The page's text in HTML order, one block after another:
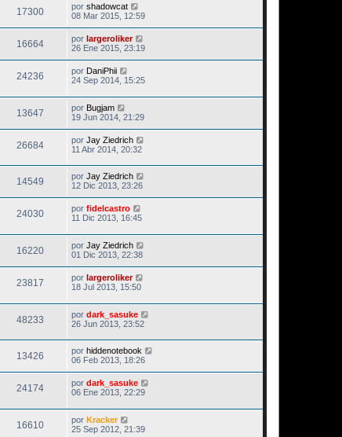
17300 por shadowcat
08 Mar 2015, 12:59
16664 por largeroliker
26 Ene 2015, 23:19
24236 por DaniPhii
24 Sep 2014, 15:25
13647 por Bugjam
19 Jun 2014, 21:29
26684 por Jay Ziedrich
11 Abr 2014, 20:32
14549 por Jay Ziedrich
12 Dic 2013, 23:26
24030 por fidelcastro
11 Dic 2013, 16:45
16220 por Jay Ziedrich
01 Dic 2013, 22:38
23817 por largeroliker
18 Jul 2013, 15:50
48233 por dark_sasuke
26 Jun 2013, 23:52
13426 por hiddenotebook
06 Feb 2013, 18:26
24174 por dark_sasuke
06 Ene 2013, 22:29
16610 por Kracker
25 Sep 2012, 21:39